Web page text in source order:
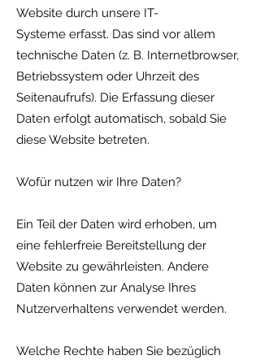
Website durch unsere IT-
Systeme erfasst. Das sind vor allem
technische Daten (z. B. Internetbrowser,
Betriebssystem oder Uhrzeit des
Seitenaufrufs). Die Erfassung dieser
Daten erfolgt automatisch, sobald Sie
diese Website betreten.
Wofür nutzen wir Ihre Daten?
Ein Teil der Daten wird erhoben, um
eine fehlerfreie Bereitstellung der
Website zu gewährleisten. Andere
Daten können zur Analyse Ihres
Nutzerverhaltens verwendet werden.
Welche Rechte haben Sie bezüglich